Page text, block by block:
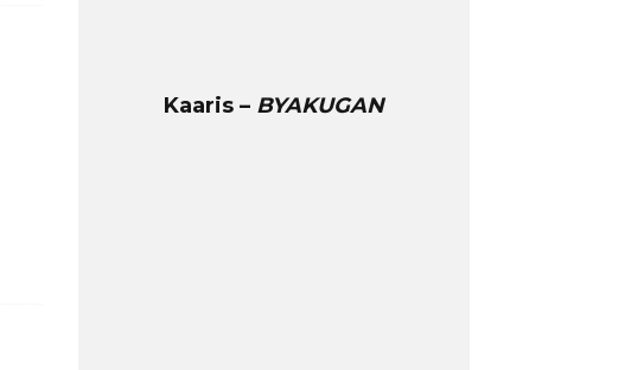
Kaaris – BYAKUGAN